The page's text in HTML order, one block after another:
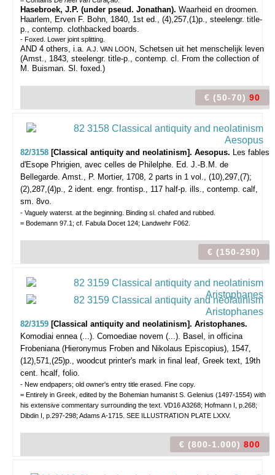
Hasebroek, J.P. (under pseud. Jonathan). Waarheid en droomen.
Haarlem, Erven F. Bohn, 1840, 1st ed., (4),257,(1)p., steelengr. title-
p., contemp. clothbacked boards.
- Foxed. Lower joint splitting.
AND 4 others, i.a. A.J. VAN LOON, Schetsen uit het menschelijk leven
(Amst., 1843, steelengr. title-p., contemp. cl. From the collection of
M. Buisman. Sl. foxed.)
€ (50-70) 90
82/3158 [Classical antiquity and neolatinism]. Aesopus. Les fables
d'Esope Phrigien, avec celles de Philelphe. Ed. J.-B.M. de
Bellegarde. Amst., P. Mortier, 1708, 2 parts in 1 vol., (10),297,(7);
(2),287,(4)p., 2 ident. engr. frontisp., 117 half-p. ills., contemp. calf,
sm. 8vo.
- Vaguely waterst. at the beginning. Binding sl. chafed and rubbed.
= Bodemann 97.1; cf. Fabula Docet 124; Landwehr F062.
€ (150-250)
82/3159 [Classical antiquity and neolatinism]. Aristophanes.
Komodiai ennea (...). Comoediae novem (...). Basel, in officina
Frobeniana (Hieronymus Froben and Nikolaus Episcopius), 1547,
(12),571,(25)p., woodcut printer's mark in final leaf, Greek text, 19th
cent. hcalf, folio.
- New endpapers; old owner's entry title erased. Fine copy.
= Entirely in Greek, edited by the Bohemian humanist S. Gelenius (1497-1554) with
his extensive commentary surrounding the text. VD16 A3268; Hofmann I, p.268;
Dibdin I, p.297-298; Adams A-1715. SEE ILLUSTRATION PLATE LXXV.
€ (800-1.000) 800